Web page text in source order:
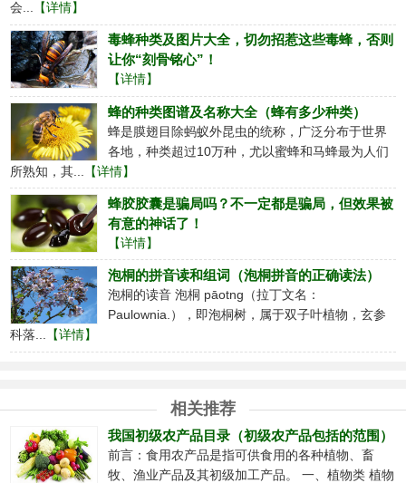
会... 【详情】
毒蜂种类及图片大全，切勿招惹这些毒蜂，否则
让你“刻骨铭心”！
【详情】
蜂的种类图谱及名称大全（蜂有多少种类）
蜂是膜翅目除蚂蚁外昆虫的统称，广泛分布于世界
各地，种类超过10万种，尤以蜜蜂和马蜂最为人们
所熟知，其...
【详情】
蜂胶胶囊是骗局吗？不一定都是骗局，但效果被
有意的神话了！
【详情】
泡桐的拼音读和组词（泡桐拼音的正确读法）
泡桐的读音 泡桐 pāotng（拉丁文名：
Paulownia.），即泡桐树，属于双子叶植物，玄参
科落... 【详情】
相关推荐
我国初级农产品目录（初级农产品包括的范围）
前言：食用农产品是指可供食用的各种植物、畜
牧、渔业产品及其初级加工产品。 一、植物类 植物